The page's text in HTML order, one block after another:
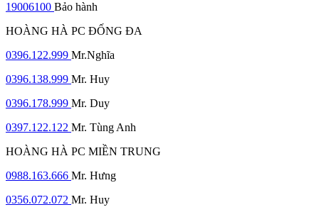
19006100 Bảo hành
HOÀNG HÀ PC ĐỐNG ĐA
0396.122.999 Mr.Nghĩa
0396.138.999 Mr. Huy
0396.178.999 Mr. Duy
0397.122.122 Mr. Tùng Anh
HOÀNG HÀ PC MIỀN TRUNG
0988.163.666 Mr. Hưng
0356.072.072 Mr. Huy